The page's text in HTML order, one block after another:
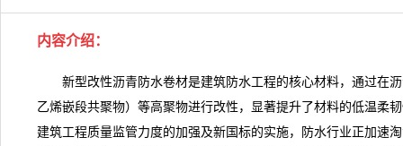
内容介绍：
新型改性沥青防水卷材是建筑防水工程的核心材料，通过在
乙烯嵌段共聚物）等高聚物进行改性，显著提升了材料的低温柔
建筑工程质量监管力度的加强及新国标的实施，防水行业正加速